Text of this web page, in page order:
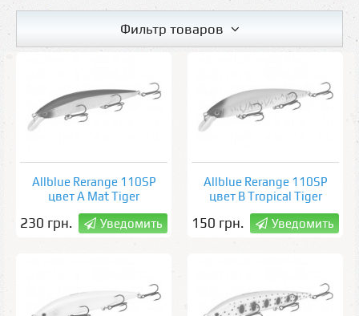
Фильтр товаров
Allblue Rerange 110SP
цвет A Mat Tiger
230 грн. Уведомить
Allblue Rerange 110SP
цвет B Tropical Tiger
150 грн. Уведомить